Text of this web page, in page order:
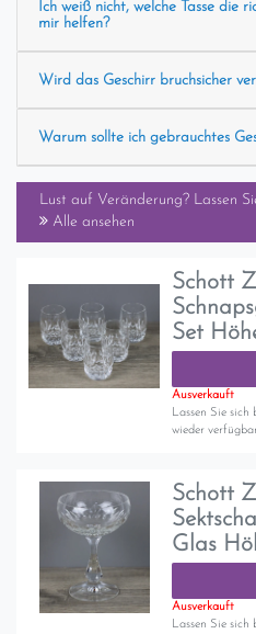
Ich weiß nicht, welche Tasse die
mir helfen?
Wird das Geschirr bruchsicher
Warum sollte ich gebrauchtes
Lust auf Veränderung? Lassen
Alle ansehen
Schott
Set
Ausverkauft
Lassen Sie sich
wieder
Schott
Glas
Ausverkauft
Lassen Sie sich